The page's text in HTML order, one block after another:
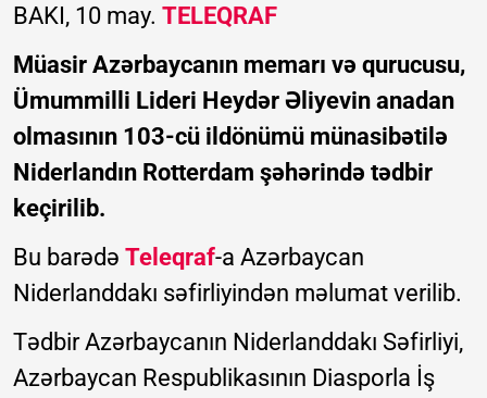
BAKI, 10 may. TELEQRAF
Müasir Azərbaycanın memarı və qurucusu,
Ümummilli Lideri Heydər Əliyevin anadan
olmasının 103-cü ildönümü münasibətilə
Niderlandın Rotterdam şəhərində tədbir
keçirilib.
Bu barədə Teleqraf-a Azərbaycan
Niderlanddakı səfirliyindən məlumat verilib.
Tədbir Azərbaycanın Niderlanddakı Səfirliyi,
Azərbaycan Respublikasının Diasporla İş